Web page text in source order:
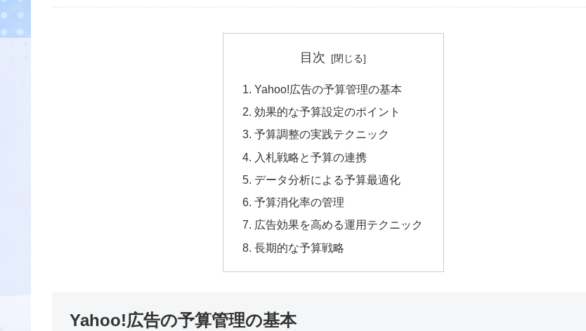
目次
Yahoo!広告の予算管理の基本
効果的な予算設定のポイント
予算調整の実践テクニック
入札戦略と予算の連携
データ分析による予算最適化
予算消化率の管理
広告効果を高める運用テクニック
長期的な予算戦略
Yahoo!広告の予算管理の基本